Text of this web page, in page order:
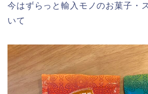
今はずらっと輸入モノのお菓子・
いて